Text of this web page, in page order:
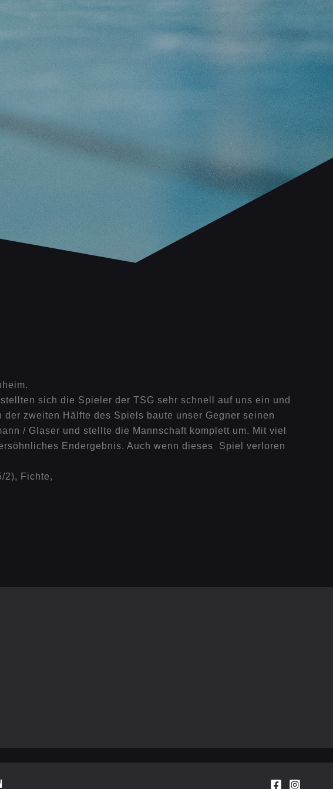
sich die Spieler der TSG sehr schnell auf uns ein und
zweiten Hälfte des Spiels baute unser Gegner seinen
/ Glaser und stellte die Mannschaft komplett um. Mit viel
Endergebnis. Auch wenn dieses Spiel verloren
2), Fichte,